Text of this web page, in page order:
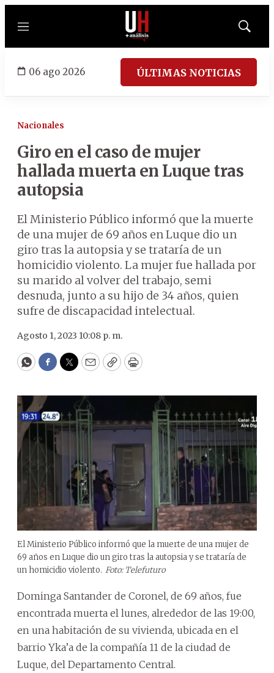
Menú
Mostrar
06 ago 2026 ÚLTIMAS NOTICIAS
Nacionales
Giro en el caso de mujer
hallada muerta en Luque tras
autopsia
El Ministerio Público informó que la muerte
de una mujer de 69 años en Luque dio un
giro tras la autopsia y se trataría de un
homicidio violento. La mujer fue hallada por
su marido al volver del trabajo, semi
desnuda, junto a su hijo de 34 años, quien
sufre de discapacidad intelectual.
Agosto 1, 2023 10:08 p. m.
WhatsApp
Facebook
Twitter
EmailCopyPrint
El Ministerio Público informó que la muerte de una mujer de
69 años en Luque dio un giro tras la autopsia y se trataría de
un homicidio violento. Foto: Telefuturo
Dominga Santander de Coronel, de 69 años, fue
encontrada muerta el lunes, alrededor de las 19:00,
en una habitación de su vivienda, ubicada en el
barrio Yka’a de la compañía 11 de la ciudad de
Luque, del Departamento Central.